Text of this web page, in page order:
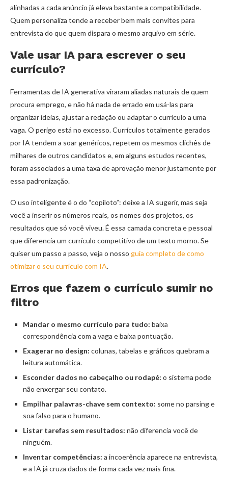
alinhadas a cada anúncio já eleva bastante a compatibilidade.
Quem personaliza tende a receber bem mais convites para
entrevista do que quem dispara o mesmo arquivo em série.
Vale usar IA para escrever o seu
currículo?
Ferramentas de IA generativa viraram aliadas naturais de quem
procura emprego, e não há nada de errado em usá-las para
organizar ideias, ajustar a redação ou adaptar o currículo a uma
vaga. O perigo está no excesso. Currículos totalmente gerados
por IA tendem a soar genéricos, repetem os mesmos clichês de
milhares de outros candidatos e, em alguns estudos recentes,
foram associados a uma taxa de aprovação menor justamente por
essa padronização.
O uso inteligente é o do “copiloto”: deixe a IA sugerir, mas seja
você a inserir os números reais, os nomes dos projetos, os
resultados que só você viveu. É essa camada concreta e pessoal
que diferencia um currículo competitivo de um texto morno. Se
quiser um passo a passo, veja o nosso guia completo de como
otimizar o seu currículo com IA.
Erros que fazem o currículo sumir no
filtro
Mandar o mesmo currículo para tudo: baixa
correspondência com a vaga e baixa pontuação.
Exagerar no design: colunas, tabelas e gráficos quebram a
leitura automática.
Esconder dados no cabeçalho ou rodapé: o sistema pode
não enxergar seu contato.
Empilhar palavras-chave sem contexto: some no parsing e
soa falso para o humano.
Listar tarefas sem resultados: não diferencia você de
ninguém.
Inventar competências: a incoerência aparece na entrevista,
e a IA já cruza dados de forma cada vez mais fina.